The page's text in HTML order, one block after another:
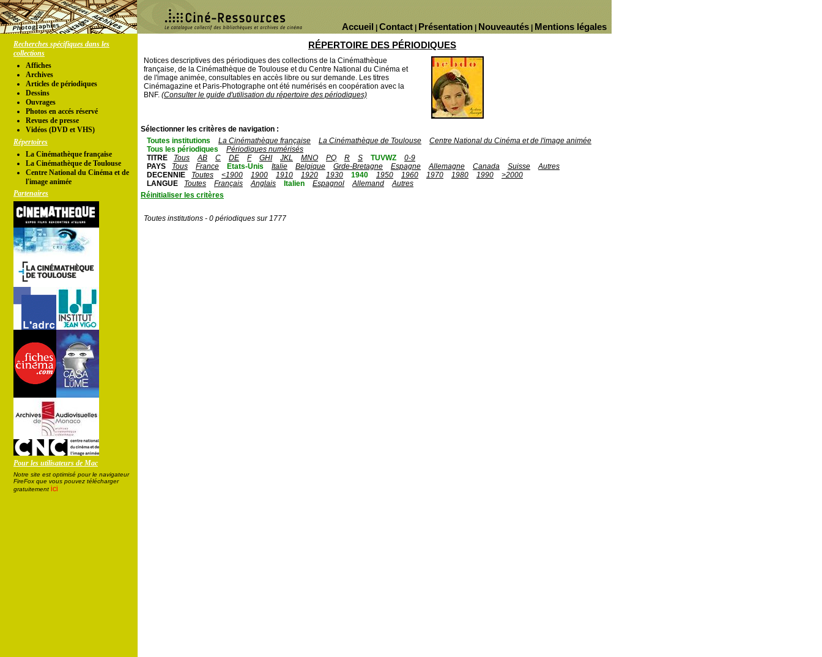
Mentions légales
Nouveautés
Présentation
Contact
Accueil
Recherches spécifiques dans les
collections
Affiches
Archives
Articles de périodiques
Dessins
Ouvrages
Photos en accés réservé
Revues de presse
Vidéos (DVD et VHS)
Répertoires
La Cinémathèque française
La Cinémathèque de Toulouse
Centre National du Cinéma et de
l'image animée
Partenaires
Pour les utilisateurs de Mac
Notre site est optimisé pour le navigateur
FireFox que vous pouvez télécharger
gratuitement ici
RÉPERTOIRE DES PÉRIODIQUES
Notices descriptives des périodiques des collections de la Cinémathèque
française, de la Cinémathèque de Toulouse et du Centre National du Cinéma et
de l'image animée, consultables en accès libre ou sur demande. Les titres
Cinémagazine et Paris-Photographe ont été numérisés en coopération avec la
BNF. (Consulter le guide d'utilisation du répertoire des périodiques)
Sélectionner les critères de navigation :
Toutes institutions
La Cinémathèque française La Cinémathèque de Toulouse
Centre National du Cinéma et de l'image animée
Tous les périodiques
Périodiques numérisés
TITRE
Tous AB C DE F GHI JKL MNO PQ R S TUVWZ
0-9
PAYS
Tous France Etats-Unis Italie Belgique Grde-Bretagne Espagne Allemagne Canada Suisse
Autres
DECENNIE
Toutes <1900 1900 1910 1920 1930 1940 1950 1960 1970 1980 1990
>2000
LANGUE
Toutes Français Anglais Italien Espagnol Allemand
Autres
Réinitialiser les critères
Toutes institutions - 0 périodiques sur 1777